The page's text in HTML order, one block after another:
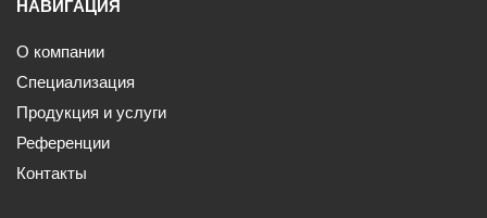
НАВИГАЦИЯ
О компании
Специализация
Продукция и услуги
Референции
Контакты